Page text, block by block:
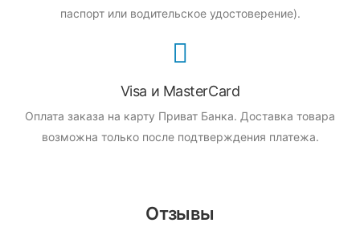
паспорт или водительское удостоверение).
Visa и MasterCard
Оплата заказа на карту Приват Банка. Доставка товара
возможна только после подтверждения платежа.
Отзывы